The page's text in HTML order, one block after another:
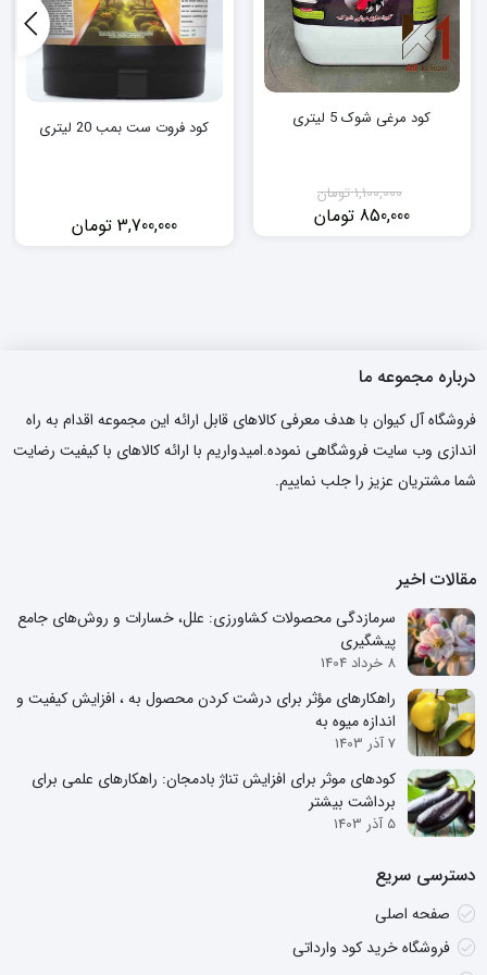
کود مرغی شوک 5 لیتری
1,100,000تومان
قیمت
850,000 تومان
قیمت
کود فروت ست بمب 20 لیتری
3,700,000 تومان
درباره مجموعه ما
فروشگاه آل کیوان با هدف معرفی کالاهای قابل ارائه این مجموعه اقدام به راه
اندازی وب سایت فروشگاهی نموده.امیدواریم با ارائه کالاهای با کیفیت رضایت
شما مشتریان عزیز را جلب نماییم.
مقالات اخیر
سرمازدگی محصولات کشاورزی: علل، خسارات و روش‌های جامع
پیشگیری
8 خرداد 1404
راهکارهای مؤثر برای درشت کردن محصول به ، افزایش کیفیت و
اندازه میوه به
7 آذر 1403
کودهای موثر برای افزایش تناژ بادمجان: راهکارهای علمی برای
برداشت بیشتر
5 آذر 1403
دسترسی سریع
صفحه اصلی
فروشگاه خرید کود وارداتی